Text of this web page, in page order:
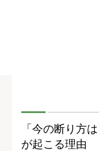
「今の断り方
が起こる理由